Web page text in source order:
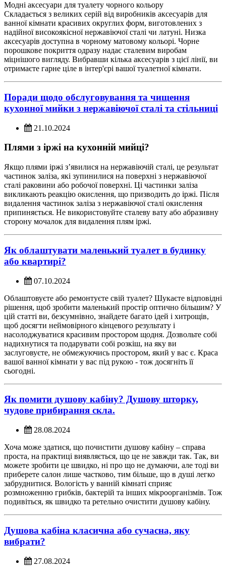
Модні аксесуари для туалету чорного кольору
Складається з великих серій від виробників аксесуарів для
ванної кімнати красивих округлих форм, виготовлених з
надійної високоякісної нержавіючої сталі чи латуні. Низка
аксесуарів доступна в чорному матовому кольорі. Чорне
порошкове покриття одразу надає сталевим виробам
міцнішого вигляду. Вибравши кілька аксесуарів з цієї лінії, ви
отримаєте гарне ціле в інтер'єрі вашої туалетної кімнати.
Поради щодо обслуговування та чищення
кухонної мийки з нержавіючої сталі та стільниці
21.10.2024
Плями з іржі на кухонній мийці?
Якщо плями іржі з’явилися на нержавіючій сталі, це результат
частинок заліза, які зупинилися на поверхні з нержавіючої
сталі раковини або робочої поверхні. Ці частинки заліза
викликають реакцію окислення, що призводить до іржі. Після
видалення частинок заліза з нержавіючої сталі окислення
припиняється. Не використовуйте сталеву вату або абразивну
сторону мочалок для видалення плям іржі.
Як облаштувати маленький туалет в будинку
або квартирі?
07.10.2024
Облаштовуєте або ремонтуєте свій туалет? Шукаєте відповідні
рішення, щоб зробити маленький простір оптично більшим? У
цій статті ви, безсумнівно, знайдете багато ідей і хитрощів,
щоб досягти неймовірного кінцевого результату і
насолоджуватися красивим простором щодня. Дозвольте собі
надихнутися та подарувати собі розкіш, на яку ви
заслуговуєте, не обмежуючись простором, який у вас є. Краса
вашої ванної кімнати у вас під рукою - тож досягніть її
сьогодні.
Як помити душову кабіну? Душову шторку,
чудове прибирання скла.
28.08.2024
Хоча може здатися, що почистити душову кабіну – справа
проста, на практиці виявляється, що це не завжди так. Так, ви
можете зробити це швидко, ні про що не думаючи, але тоді ви
приберете салон лише частково, тим більше, що в душі легко
забруднитися. Вологість у ванній кімнаті сприяє
розмноженню грибків, бактерій та інших мікроорганізмів. Тож
подивіться, як швидко та ретельно очистити душову кабіну.
Душова кабіна класична або сучасна, яку
вибрати?
27.08.2024